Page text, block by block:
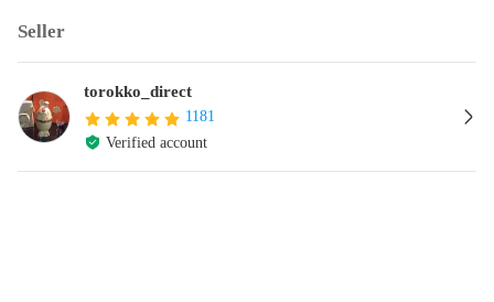
Seller
torokko_direct
1181
Verified account